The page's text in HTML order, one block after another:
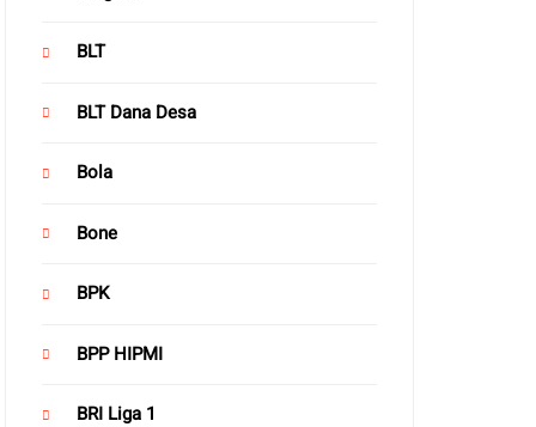
BLT
BLT Dana Desa
Bola
Bone
BPK
BPP HIPMI
BRI Liga 1